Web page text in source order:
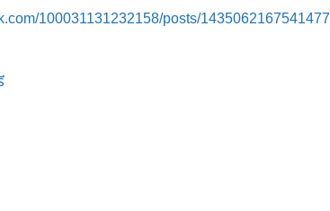
100031131232158/posts/1435062167541477